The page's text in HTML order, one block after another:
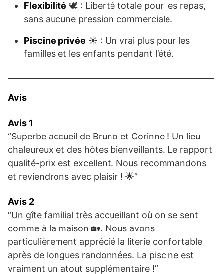
Flexibilité 🕊️ : Liberté totale pour les repas,
sans aucune pression commerciale.
Piscine privée ☀️ : Un vrai plus pour les
familles et les enfants pendant l’été.
Avis
Avis 1
“Superbe accueil de Bruno et Corinne ! Un lieu
chaleureux et des hôtes bienveillants. Le rapport
qualité-prix est excellent. Nous recommandons
et reviendrons avec plaisir ! 🌟”
Avis 2
“Un gîte familial très accueillant où on se sent
comme à la maison 🏡. Nous avons
particulièrement apprécié la literie confortable
après de longues randonnées. La piscine est
vraiment un atout supplémentaire !”